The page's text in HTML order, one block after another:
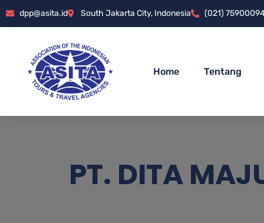
dpp@asita.id South Jakarta City, Indonesia (021)
Home Tentang
PT. DITA